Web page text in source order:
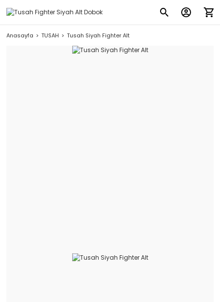
Anasayfa TUSAH Tusah Siyah Fighter Alt